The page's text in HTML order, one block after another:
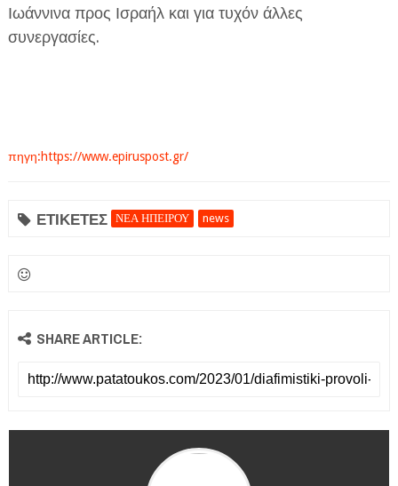
Ιωάννινα προς Ισραήλ και για τυχόν άλλες
συνεργασίες.
πηγη:https://www.epiruspost.gr/
ΕΤΙΚΕΤΕΣ ΝΕΑ ΗΠΕΙΡΟΥ news
SHARE ARTICLE: